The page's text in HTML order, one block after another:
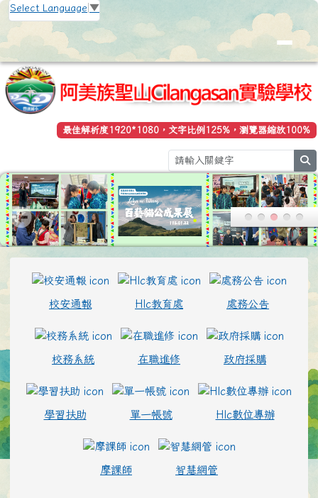
跳至主內容區
花蓮縣立豐濱國小全球資訊網
Select Language ▼
最佳解析度1920*1080，文字比例125%，瀏覽器縮放100%
校安通報 Hlc教育處 處務公告
校務系統 在職進修 政府採購
學習扶助 單一帳號 Hlc數位專辦
摩課師 智慧網管
2026-02-12 重要
為避免學生遭受菸品、電
子煙危害或誤觸法令，請各校落實無菸校園政
頁尾區域